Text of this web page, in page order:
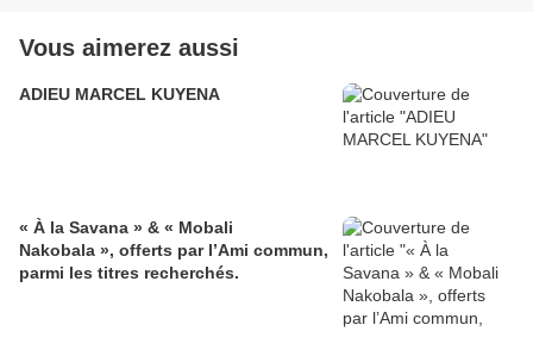
Vous aimerez aussi
ADIEU MARCEL KUYENA
« À la Savana » & « Mobali
Nakobala », offerts par l’Ami commun,
parmi les titres recherchés.